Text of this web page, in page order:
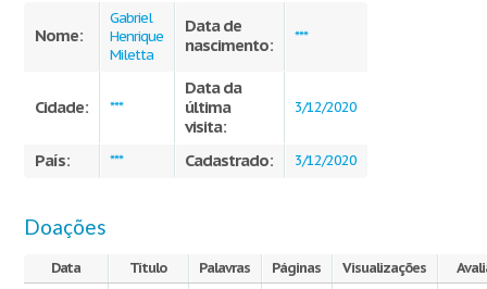
Nome:
Gabriel
Henrique
Miletta
Data de
nascimento:
***
Cidade: ***
Data da
última
visita:
3/12/2020
País: *** Cadastrado: 3/12/2020
Doações
Data Título Palavras Páginas Visualizações